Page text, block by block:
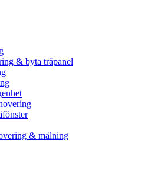
& byta träpanel
& målning